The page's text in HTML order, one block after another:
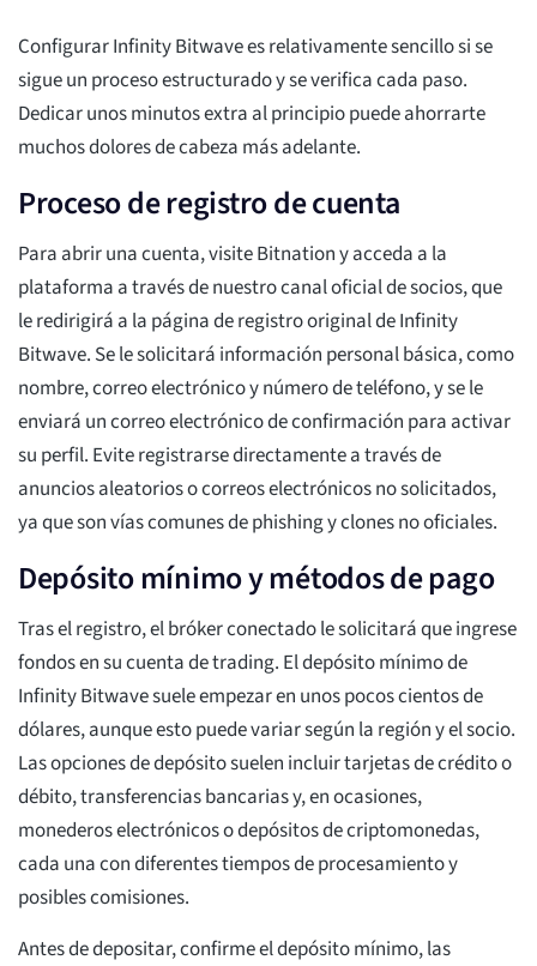
Configurar Infinity Bitwave es relativamente sencillo si se
sigue un proceso estructurado y se verifica cada paso.
Dedicar unos minutos extra al principio puede ahorrarte
muchos dolores de cabeza más adelante.
Proceso de registro de cuenta
Para abrir una cuenta, visite Bitnation y acceda a la
plataforma a través de nuestro canal oficial de socios, que
le redirigirá a la página de registro original de Infinity
Bitwave. Se le solicitará información personal básica, como
nombre, correo electrónico y número de teléfono, y se le
enviará un correo electrónico de confirmación para activar
su perfil. Evite registrarse directamente a través de
anuncios aleatorios o correos electrónicos no solicitados,
ya que son vías comunes de phishing y clones no oficiales.
Depósito mínimo y métodos de pago
Tras el registro, el bróker conectado le solicitará que ingrese
fondos en su cuenta de trading. El depósito mínimo de
Infinity Bitwave suele empezar en unos pocos cientos de
dólares, aunque esto puede variar según la región y el socio.
Las opciones de depósito suelen incluir tarjetas de crédito o
débito, transferencias bancarias y, en ocasiones,
monederos electrónicos o depósitos de criptomonedas,
cada una con diferentes tiempos de procesamiento y
posibles comisiones.
Antes de depositar, confirme el depósito mínimo, las